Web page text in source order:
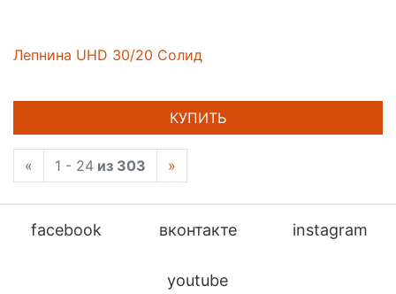
Лепнина UHD 30/20 Солид
КУПИТЬ
« 1 - 24 из 303 »
facebook вконтакте instagram
youtube